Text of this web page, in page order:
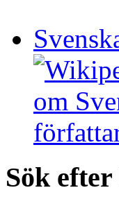
Sök